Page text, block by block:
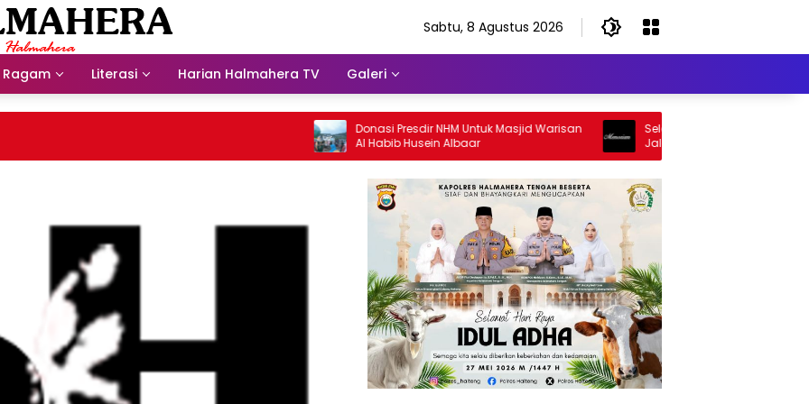
Sabtu, 8 Agustus 2026
Ragam Literasi Harian Halmahera TV Galeri
Donasi Presdir NHM Untuk Masjid Warisan
Al Habib Husein Albaar
Selamat Jalan Sang Inspirator,
Jalan Abangku Yuslam Idris